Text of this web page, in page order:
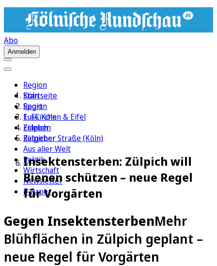
Abo
Anmelden
Region
Köln
Sport
1. FC Köln
Erleben
Ratgeber
Aus aller Welt
Politik
Wirtschaft
Newsletter
E-Paper
Startseite
Region
Euskirchen & Eifel
Zülpich
Zülpicher Straße (Köln)
Insektensterben: Zülpich will
Bienen schützen – neue Regel
für Vorgärten
Gegen InsektensterbenMehr
Blühflächen in Zülpich geplant –
neue Regel für Vorgärten